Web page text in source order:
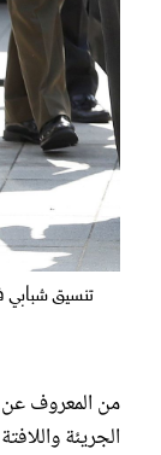
تنسيق
الجريئة